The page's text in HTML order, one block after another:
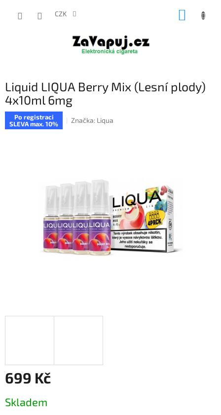
CZK
Liquid LIQUA Berry Mix (Lesní plody)
4x10ml 6mg
Po registraci
SLEVA max. 10%
Značka: Liqua
699 Kč
cena:
Skladem